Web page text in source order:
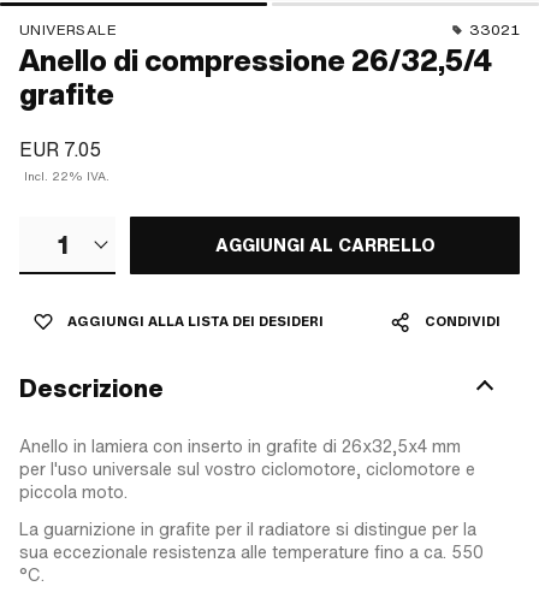
UNIVERSALE 33021
Anello di compressione 26/32,5/4
grafite
EUR 7.05
Incl. 22% IVA.
1 AGGIUNGI AL CARRELLO
AGGIUNGI ALLA LISTA DEI DESIDERI CONDIVIDI
Descrizione
Anello in lamiera con inserto in grafite di 26x32,5x4 mm
per l'uso universale sul vostro ciclomotore, ciclomotore e
piccola moto.
La guarnizione in grafite per il radiatore si distingue per la
sua eccezionale resistenza alle temperature fino a ca. 550
°C.